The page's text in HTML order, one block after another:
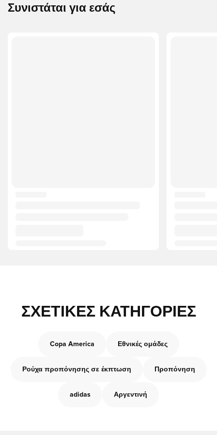
Συνιστάται για εσάς
ΣΧΕΤΙΚΈΣ ΚΑΤΗΓΟΡΊΕΣ
Copa America Εθνικές ομάδες
Ρούχα προπόνησης σε έκπτωση Προπόνηση
adidas Αργεντινή